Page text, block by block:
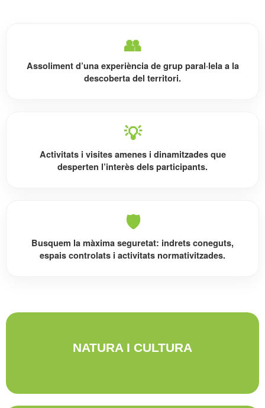
👥
Assoliment d’una experiència de grupparal·lela a la
descoberta del territori.
💡
Activitats i visites amenes i dinamitzadesque
desperten l’interès dels participants.
🛡️
Busquem la màxima seguretat: indrets coneguts,
espais controlats i activitats normativitzades.
NATURA I CULTURA
en les nostres estades, el coneixem, el vivim i el respectem de manera